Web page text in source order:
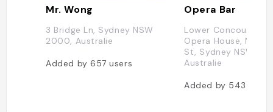
Mr. Wong
3 Bridge Ln, Sydney NSW
2000, Australie
Added by657users
Opera Bar
Lower Concourse,
Opera House,
St, Sydney NSW
Australie
Added by 543